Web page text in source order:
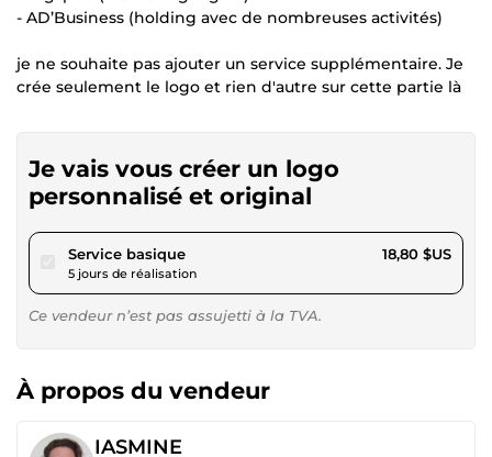
- AD’Business (holding avec de nombreuses activités)
je ne souhaite pas ajouter un service supplémentaire. Je
crée seulement le logo et rien d'autre sur cette partie là
Je vais vous créer un logo
personnalisé et original
Service basiquepour 17,32 $US
5 jours de réalisation
18,80 $US
Ce vendeur n’est pas assujetti à la TVA.
À propos du vendeur
IASMINE